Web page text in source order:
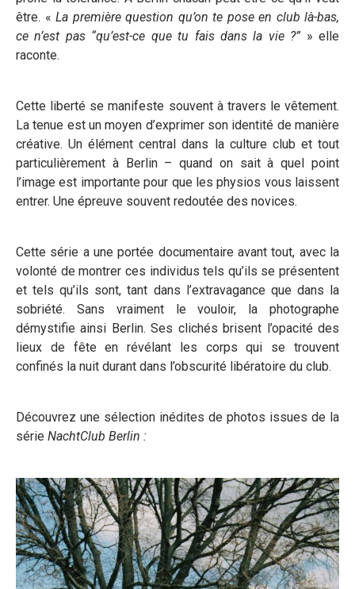
être. « La première question qu’on te pose en club là-bas,
ce n’est pas “qu’est-ce que tu fais dans la vie ?” » elle
raconte.
Cette liberté se manifeste souvent à travers le vêtement.
La tenue est un moyen d’exprimer son identité de manière
créative. Un élément central dans la culture club et tout
particulièrement à Berlin – quand on sait à quel point
l’image est importante pour que les physios vous laissent
entrer. Une épreuve souvent redoutée des novices.
Cette série a une portée documentaire avant tout, avec la
volonté de montrer ces individus tels qu’ils se présentent
et tels qu’ils sont, tant dans l’extravagance que dans la
sobriété. Sans vraiment le vouloir, la photographe
démystifie ainsi Berlin. Ses clichés brisent l’opacité des
lieux de fête en révélant les corps qui se trouvent
confinés la nuit durant dans l’obscurité libératoire du club.
Découvrez une sélection inédites de photos issues de la
série NachtClub Berlin :